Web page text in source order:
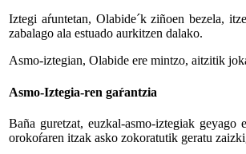
Iztegi aŕuntetan, Olabide´k ziñoen bezela,
zabalago ala estuado aurkitzen dalako.
Asmo-iztegian, Olabide ere mintzo, aitzitik
Asmo-Iztegia-ren gaŕantzia
Baña guretzat, euzkal-asmo-iztegiak
orokoŕaren itzak asko zokoratutik geratu